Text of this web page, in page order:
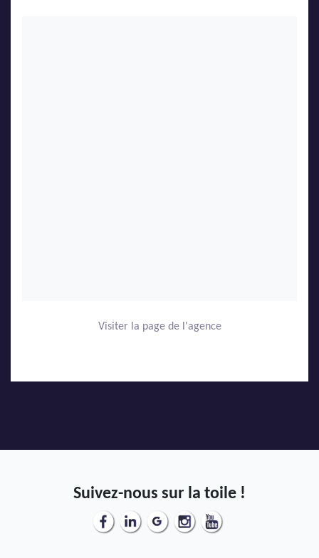
Visiter la page de l'agence
Suivez-nous sur la toile !